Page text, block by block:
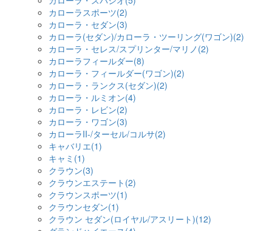
カローラスポーツ(2)
カローラ・セダン(3)
カローラ(セダン)/カローラ・ツーリング(ワゴン)(2)
カローラ・セレス/スプリンター/マリノ(2)
カローラフィールダー(8)
カローラ・フィールダー(ワゴン)(2)
カローラ・ランクス(セダン)(2)
カローラ・ルミオン(4)
カローラ・レビン(2)
カローラ・ワゴン(3)
カローラII-/ターセル/コルサ(2)
キャバリエ(1)
キャミ(1)
クラウン(3)
クラウンエステート(2)
クラウンスポーツ(1)
クラウンセダン(1)
クラウン セダン(ロイヤル/アスリート)(12)